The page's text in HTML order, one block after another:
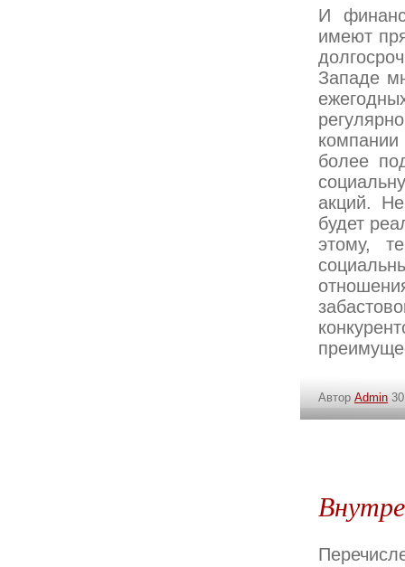
И
имеют
Западе
более
акций.
будет
этому,
Автор Admin